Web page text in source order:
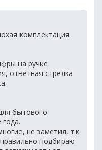
комплектация.
на ручке
ответная стрелка
бытового
не заметил, т.к
подбираю